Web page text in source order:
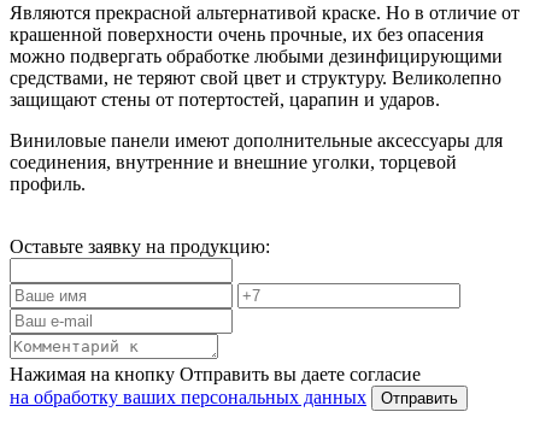
Являются прекрасной альтернативой краске. Но в отличие от
крашенной поверхности очень прочные, их без опасения
можно подвергать обработке любыми дезинфицирующими
средствами, не теряют свой цвет и структуру. Великолепно
защищают стены от потертостей, царапин и ударов.
Виниловые панели имеют дополнительные аксессуары для
соединения, внутренние и внешние уголки, торцевой
профиль.
Оставьте заявку на продукцию:
Нажимая на кнопку Отправить вы даете согласие
на обработку ваших персональных данных